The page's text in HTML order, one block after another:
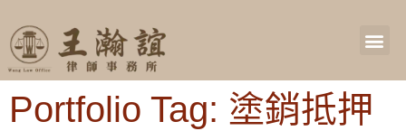
Portfolio Tag: 塗銷抵押